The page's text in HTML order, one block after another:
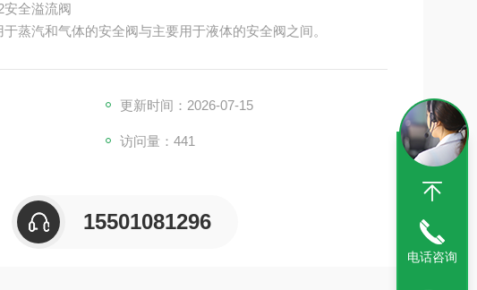
安全溢流阀
蒸汽和气体的安全阀与主要用于液体的安全阀之间。
更新时间：2026-07-15
访问量：441
15501081296
电话咨询